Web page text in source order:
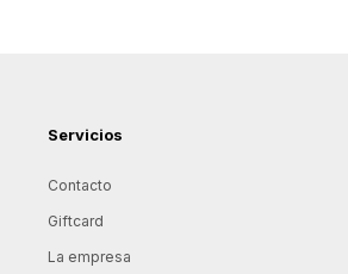
Servicios
Contacto
Giftcard
La empresa